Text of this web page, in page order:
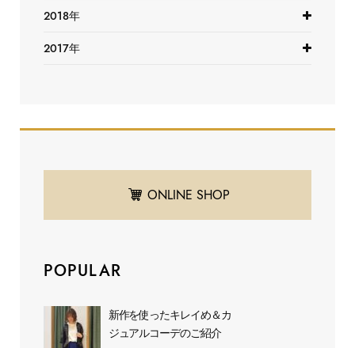
2018年
2017年
ONLINE SHOP
POPULAR
新作を使ったキレイめ＆カ
ジュアルコーデのご紹介